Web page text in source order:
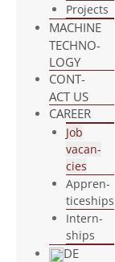
Pro­jects
MACHINE
TECH­NO­
LOGY
CONT­
ACT US
CAREER
Job
vacan­
cies
App­ren­
ti­ce­ships
Intern­
ships
DE